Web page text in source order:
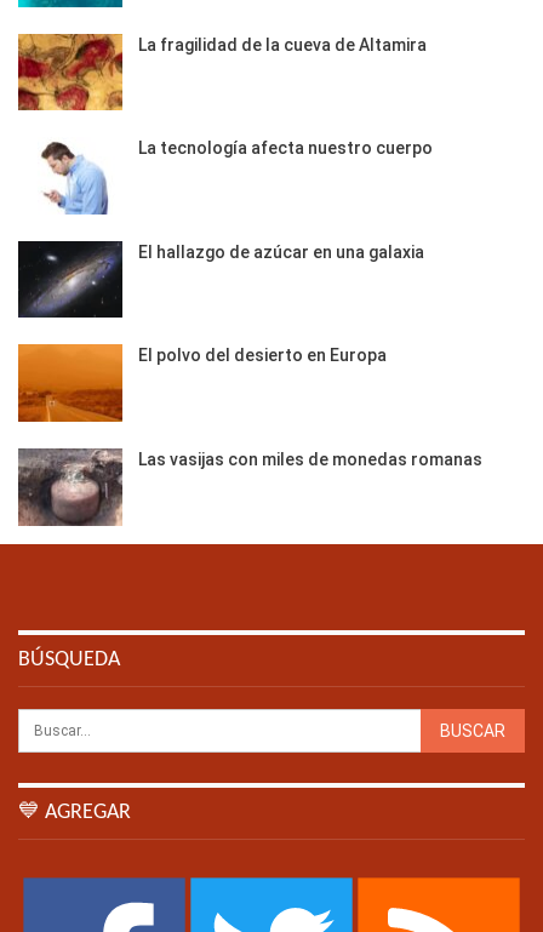
La fragilidad de la cueva de Altamira
La tecnología afecta nuestro cuerpo
El hallazgo de azúcar en una galaxia
El polvo del desierto en Europa
Las vasijas con miles de monedas romanas
BÚSQUEDA
💙 AGREGAR